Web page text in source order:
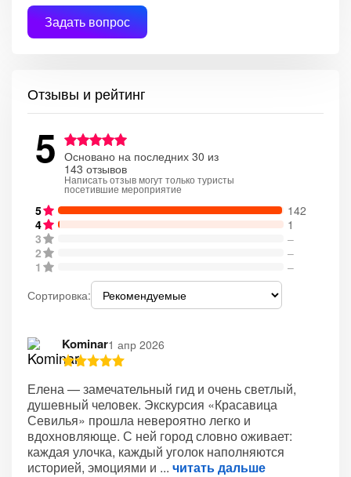
Задать вопрос
Отзывы и рейтинг
5 Основано на последних 30 из
143 отзывов
Написать отзыв могут только туристы
посетившие мероприятие
5
142
4
1
3
–
2
–
1
–
Сортировка:
Kominar1 апр 2026
Елена — замечательный гид и очень светлый,
душевный человек. Экскурсия «Красавица
Севилья» прошла невероятно легко и
вдохновляюще. С ней город словно оживает:
каждая улочка, каждый уголок наполняются
историей, эмоциями и
читать дальше